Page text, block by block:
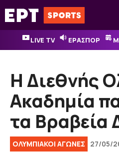
Μετάβαση
σε
περιεχόμενο
LIVE TV ΕΡΑΣΠΟΡ
Η Διεθνής
Ακαδημία
τα Βραβεία
ΟΛΥΜΠΙΑΚΟΊ ΑΓΏΝΕΣ 27/05/